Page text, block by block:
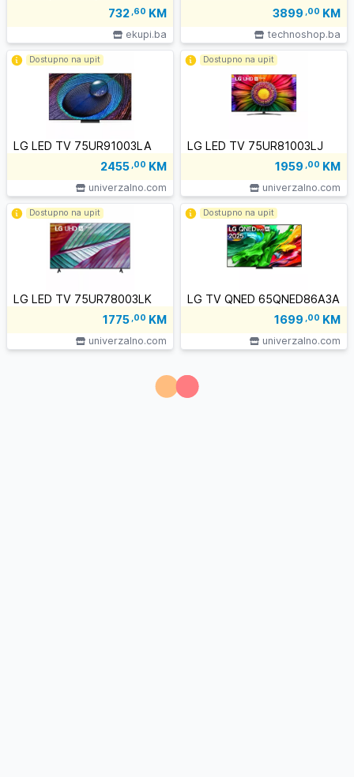
732 ,60 KM
ekupi.ba
3899 ,00 KM
technoshop.ba
LG LED TV 75UR91003LA
2455 ,00 KM
univerzalno.com
Dostupno na upit
LG LED TV 75UR81003LJ
1959 ,00 KM
univerzalno.com
Dostupno na upit
LG LED TV 75UR78003LK
1775 ,00 KM
univerzalno.com
Dostupno na upit
LG TV QNED 65QNED86A3A
1699 ,00 KM
univerzalno.com
Dostupno na upit